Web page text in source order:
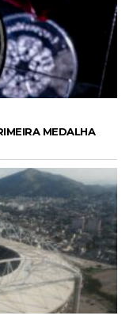
MEDALHA